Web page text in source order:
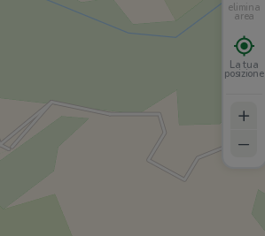
elimina
area
La tua
posizione
+
–